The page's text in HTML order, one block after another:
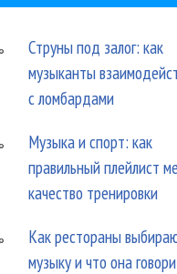
Струны под залог: как
музыканты
с ломбардами
Музыка и спорт: как
правильный плейлист
качество тренировки
Как рестораны
музыку и что она